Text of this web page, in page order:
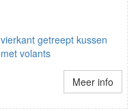
vierkant getreept kussen
met volants
Meer info